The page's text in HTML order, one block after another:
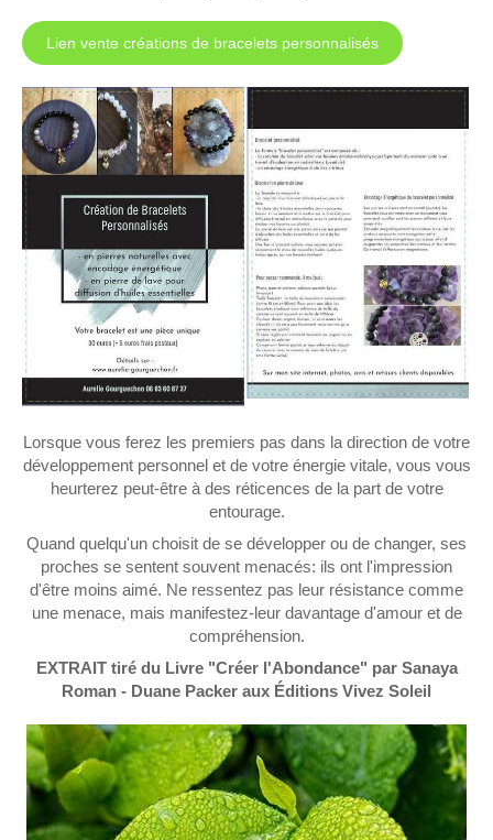
Lien vente créations de bracelets personnalisés
Lorsque vous ferez les premiers pas dans la direction de votre
développement personnel et de votre énergie vitale, vous vous
heurterez peut-être à des réticences de la part de votre
entourage.
Quand quelqu'un choisit de se développer ou de changer, ses
proches se sentent souvent menacés: ils ont l'impression
d'être moins aimé. Ne ressentez pas leur résistance comme
une menace, mais manifestez-leur davantage d'amour et de
compréhension.
EXTRAIT tiré du Livre "Créer l'Abondance" par Sanaya
Roman - Duane Packer aux Éditions Vivez Soleil